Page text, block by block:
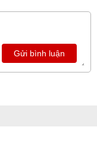
Gửi bình luận